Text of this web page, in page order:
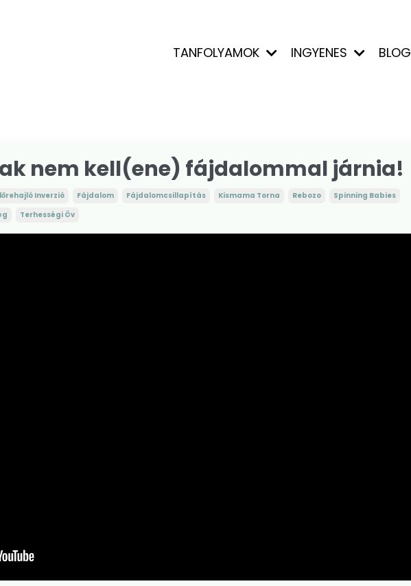
TANFOLYAMOK INGYENES BLOG
nem kell(ene) fájdalommal járnia!
Inverzió Fájdalom Fájdalomcsillapítás Kismama Torna Rebozo
Spinning Babies
Terhességi Öv